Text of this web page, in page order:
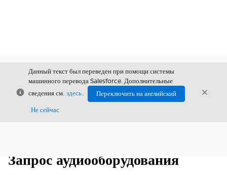
Закрыть
Данный текст был переведен при помощи системы
машинного перевода Salesforce. Дополнительные
сведения см. здесь.
Переключить на английский
Не сейчас
Запрос аудиооборудования